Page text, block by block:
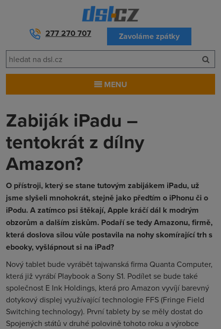
277 270 707 Zavoláme zpátky
MENU
Zabiják iPadu –
tentokrát z dílny
Amazon?
O přístroji, který se stane tutovým zabijákem iPadu, už
jsme slyšeli mnohokrát, stejně jako předtím o iPhonu či o
iPodu. A zatímco psi štěkají, Apple kráčí dál k modrým
obzorům a dalším ziskům. Podaří se tedy Amazonu, firmě,
která doslova silou vůle postavila na nohy skomírající trh s
ebooky, vyšlápnout si na iPad?
Nový tablet bude vyrábět tajwanská firma Quanta Computer,
která již vyrábí Playbook a Sony S1. Podílet se bude také
společnost E Ink Holdings, která pro Amazon vyvíjí barevný
dotykový displej využívající technologie FFS (Fringe Field
Switching technology). První tablety by se měly dostat do
Spojených států v druhé polovině tohoto roku a výrobce